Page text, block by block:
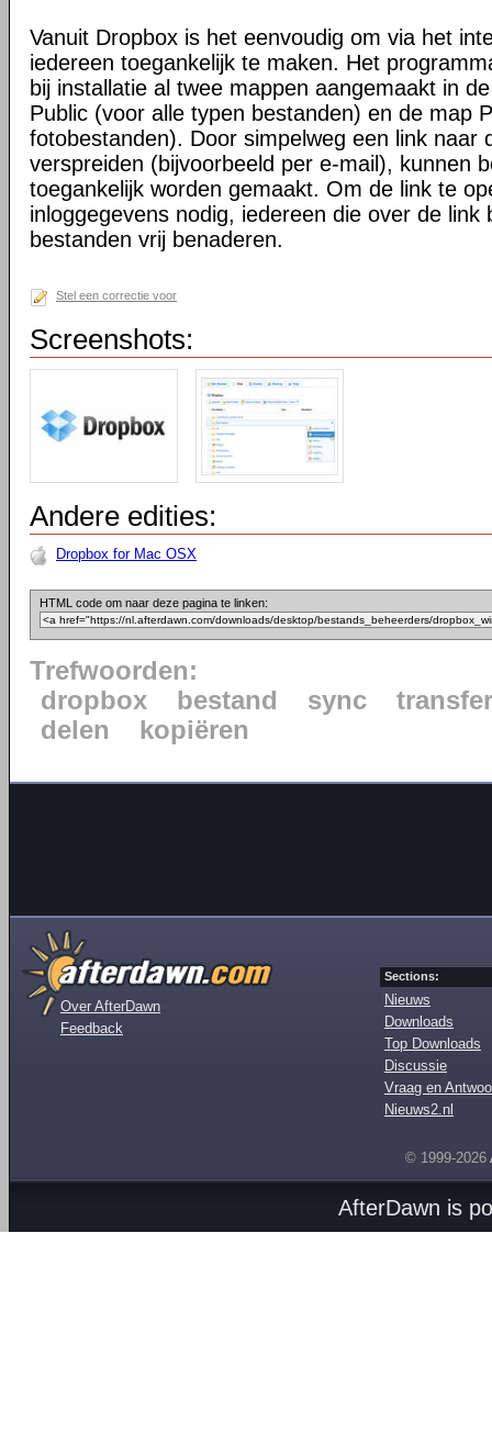
Vanuit Dropbox is het eenvoudig om via het
iedereen toegankelijk te maken. Het
bij installatie al twee mappen aangemaakt in
Public (voor alle typen bestanden) en de map
fotobestanden). Door simpelweg een link naar
verspreiden (bijvoorbeeld per e-mail), kunnen
toegankelijk worden gemaakt. Om de link te
inloggegevens nodig, iedereen die over de link
bestanden vrij benaderen.
Stel een correctie voor
Screenshots:
Andere edities:
Dropbox for Mac OSX
HTML code om naar deze pagina te linken:
Trefwoorden:
dropbox
bestand sync
transfer
delen
kopiëren
Over AfterDawn
Feedback
Sections:
Nieuws
Downloads
Top Downloads
Discussie
Vraag en
Nieuws2.nl
© 1999-2026
AfterDawn is